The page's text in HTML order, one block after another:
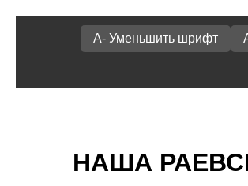
A- Уменьшить шрифт
НАША